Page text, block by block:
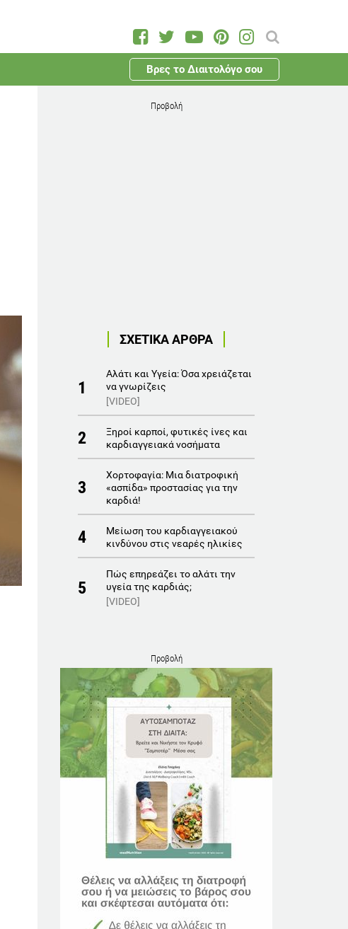
Βρες το Διαιτολόγο σου
Προβολή
ΣΧΕΤΙΚΑ ΑΡΘΡΑ
1
Αλάτι και Υγεία: Όσα χρειάζεται
να γνωρίζεις
[VIDEO]
2
Ξηροί καρποί, φυτικές ίνες και
καρδιαγγειακά νοσήματα
3
Χορτοφαγία: Μια διατροφική
«ασπίδα» προστασίας για την
καρδιά!
4
Μείωση του καρδιαγγειακού
κινδύνου στις νεαρές ηλικίες
5
Πώς επηρεάζει το αλάτι την
υγεία της καρδιάς;
[VIDEO]
Προβολή